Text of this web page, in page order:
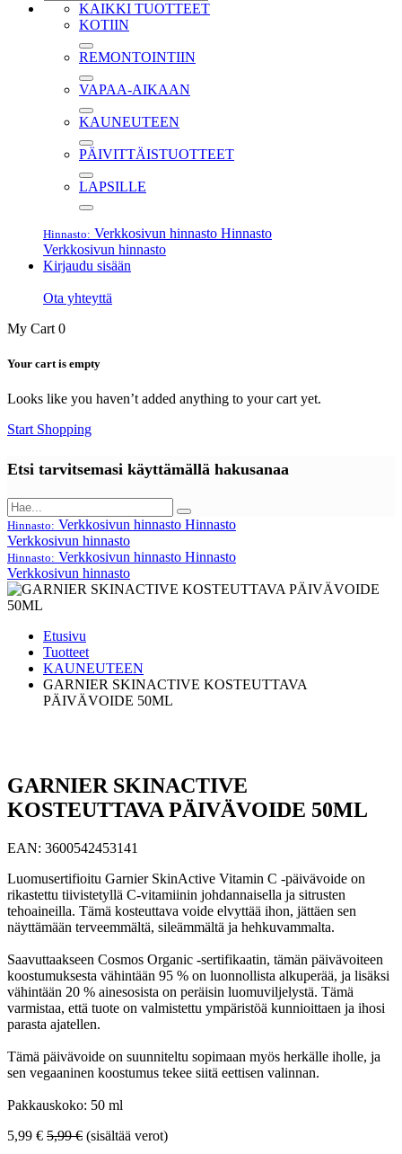
KAIKKI TUOTTEET
KOTIIN
REMONTOINTIIN
VAPAA-AIKAAN
KAUNEUTEEN
PÄIVITTÄISTUOTTEET
LAPSILLE
Hinnasto: Verkkosivun hinnasto Hinnasto
Verkkosivun hinnasto
Kirjaudu sisään
Ota yhteyttä
My Cart 0
Your cart is empty
Looks like you haven’t added anything to your cart yet.
Start Shopping
Etsi tarvitsemasi käyttämällä hakusanaa
Hinnasto: Verkkosivun hinnasto Hinnasto
Verkkosivun hinnasto
Hinnasto: Verkkosivun hinnasto Hinnasto
Verkkosivun hinnasto
Etusivu
Tuotteet
KAUNEUTEEN
GARNIER SKINACTIVE KOSTEUTTAVA
PÄIVÄVOIDE 50ML
GARNIER SKINACTIVE
KOSTEUTTAVA PÄIVÄVOIDE 50ML
EAN: 3600542453141
Luomusertifioitu Garnier SkinActive Vitamin C -päivävoide on
rikastettu tiivistetyllä C-vitamiinin johdannaisella ja sitrusten
tehoaineilla. Tämä kosteuttava voide elvyttää ihon, jättäen sen
näyttämään terveemmältä, sileämmältä ja hehkuvammalta.
Saavuttaakseen Cosmos Organic -sertifikaatin, tämän päivävoiteen
koostumuksesta vähintään 95 % on luonnollista alkuperää, ja lisäksi
vähintään 20 % ainesosista on peräisin luomuviljelystä. Tämä
varmistaa, että tuote on valmistettu ympäristöä kunnioittaen ja ihosi
parasta ajatellen.
Tämä päivävoide on suunniteltu sopimaan myös herkälle iholle, ja
sen vegaaninen koostumus tekee siitä eettisen valinnan.
Pakkauskoko: 50 ml
5,99 € 5,99€ (sisältää verot)